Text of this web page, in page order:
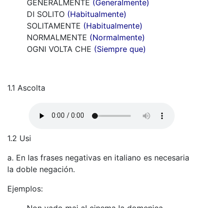
GENERALMENTE (Generalmente)
DI SOLITO (Habitualmente)
SOLITAMENTE (Habitualmente)
NORMALMENTE (Normalmente)
OGNI VOLTA CHE (Siempre que)
1.1 Ascolta
1.2 Usi
a. En las frases negativas en italiano es necesaria
la doble negación.
Ejemplos: